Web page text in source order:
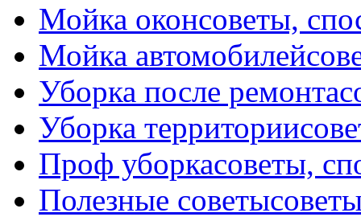
Мойка оконсоветы,
Мойка автомобилей
Уборка после ремонта
Уборка территории
Проф уборкасоветы,
Полезные советы